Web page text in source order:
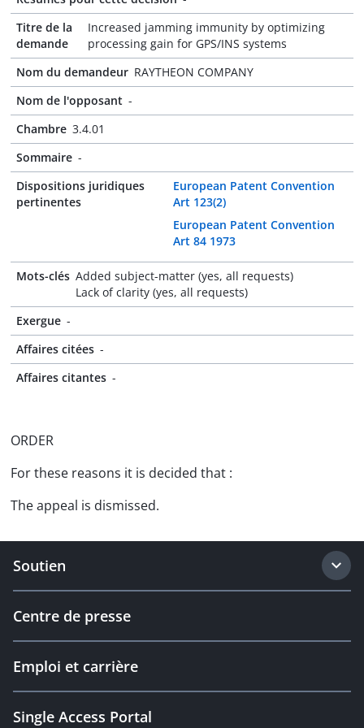
Titre de la
demande
Increased jamming immunity by optimizing
processing gain for GPS/INS systems
Nom du demandeur RAYTHEON COMPANY
Nom de l'opposant -
Chambre 3.4.01
Sommaire -
Dispositions juridiques
pertinentes
European Patent Convention
Art 123(2)
European Patent Convention
Art 84 1973
Mots-clés Added subject-matter (yes, all requests)
Lack of clarity (yes, all requests)
Exergue -
Affaires citées -
Affaires citantes -
ORDER
For these reasons it is decided that :
The appeal is dismissed.
Soutien
Centre de presse
Emploi et carrière
Single Access Portal